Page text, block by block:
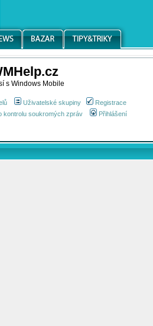
s Windows Mobile
Uživatelské skupiny
Registrace
kontrolu soukromých zpráv Přihlášení